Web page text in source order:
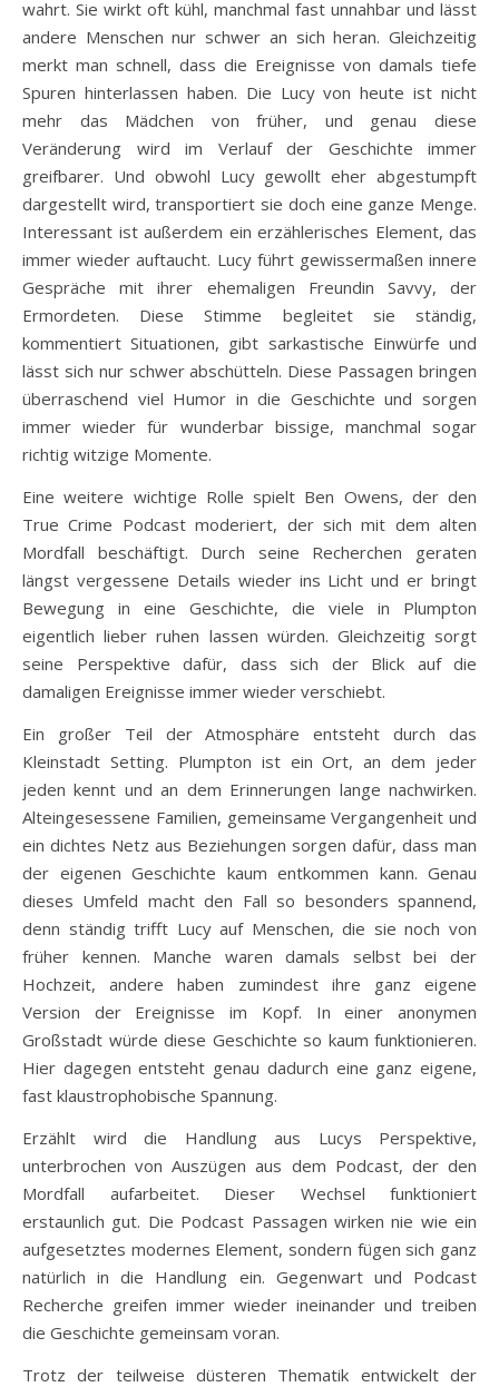
wahrt. Sie wirkt oft kühl, manchmal fast unnahbar und lässt
andere Menschen nur schwer an sich heran. Gleichzeitig
merkt man schnell, dass die Ereignisse von damals tiefe
Spuren hinterlassen haben. Die Lucy von heute ist nicht
mehr das Mädchen von früher, und genau diese
Veränderung wird im Verlauf der Geschichte immer
greifbarer. Und obwohl Lucy gewollt eher abgestumpft
dargestellt wird, transportiert sie doch eine ganze Menge.
Interessant ist außerdem ein erzählerisches Element, das
immer wieder auftaucht. Lucy führt gewissermaßen innere
Gespräche mit ihrer ehemaligen Freundin Savvy, der
Ermordeten. Diese Stimme begleitet sie ständig,
kommentiert Situationen, gibt sarkastische Einwürfe und
lässt sich nur schwer abschütteln. Diese Passagen bringen
überraschend viel Humor in die Geschichte und sorgen
immer wieder für wunderbar bissige, manchmal sogar
richtig witzige Momente.
Eine weitere wichtige Rolle spielt Ben Owens, der den
True Crime Podcast moderiert, der sich mit dem alten
Mordfall beschäftigt. Durch seine Recherchen geraten
längst vergessene Details wieder ins Licht und er bringt
Bewegung in eine Geschichte, die viele in Plumpton
eigentlich lieber ruhen lassen würden. Gleichzeitig sorgt
seine Perspektive dafür, dass sich der Blick auf die
damaligen Ereignisse immer wieder verschiebt.
Ein großer Teil der Atmosphäre entsteht durch das
Kleinstadt Setting. Plumpton ist ein Ort, an dem jeder
jeden kennt und an dem Erinnerungen lange nachwirken.
Alteingesessene Familien, gemeinsame Vergangenheit und
ein dichtes Netz aus Beziehungen sorgen dafür, dass man
der eigenen Geschichte kaum entkommen kann. Genau
dieses Umfeld macht den Fall so besonders spannend,
denn ständig trifft Lucy auf Menschen, die sie noch von
früher kennen. Manche waren damals selbst bei der
Hochzeit, andere haben zumindest ihre ganz eigene
Version der Ereignisse im Kopf. In einer anonymen
Großstadt würde diese Geschichte so kaum funktionieren.
Hier dagegen entsteht genau dadurch eine ganz eigene,
fast klaustrophobische Spannung.
Erzählt wird die Handlung aus Lucys Perspektive,
unterbrochen von Auszügen aus dem Podcast, der den
Mordfall aufarbeitet. Dieser Wechsel funktioniert
erstaunlich gut. Die Podcast Passagen wirken nie wie ein
aufgesetztes modernes Element, sondern fügen sich ganz
natürlich in die Handlung ein. Gegenwart und Podcast
Recherche greifen immer wieder ineinander und treiben
die Geschichte gemeinsam voran.
Trotz der teilweise düsteren Thematik entwickelt der